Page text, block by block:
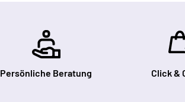
Persönliche Beratung Click &